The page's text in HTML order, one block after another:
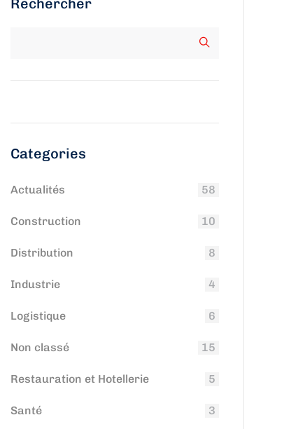
Categories
Actualités 58
Construction 10
Distribution 8
Industrie 4
Logistique 6
Non classé 15
Restauration et Hotellerie 5
Santé 3